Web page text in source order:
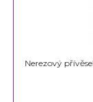
Nerezový